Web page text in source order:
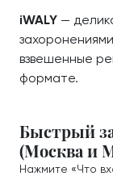
iWALY —
взвешенные
формате.
Быстрый
(Москва и
Нажмите «Что